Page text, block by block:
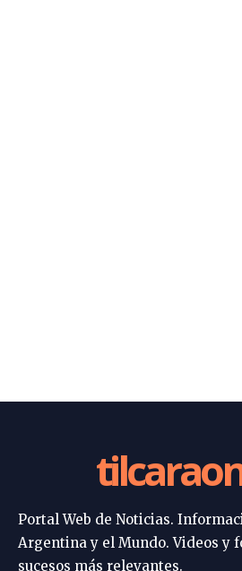
Portal Web de Noticias.
Argentina y el Mundo. Videos y
sucesos más relevantes.